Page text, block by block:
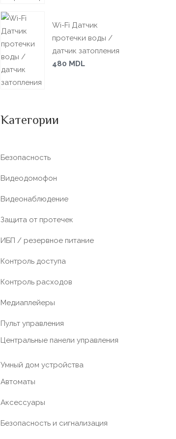
Wi-Fi Датчик
протечки воды /
датчик затопления
480 MDL
Категории
Безопасность
Видеодомофон
Видеонаблюдение
Защита от протечек
ИБП / резервное питание
Контроль доступа
Контроль расходов
Медиаплейеры
Пульт управления
Центральные панели управления
Умный дом устройства
Автоматы
Аксессуары
Безопасность и сигнализация